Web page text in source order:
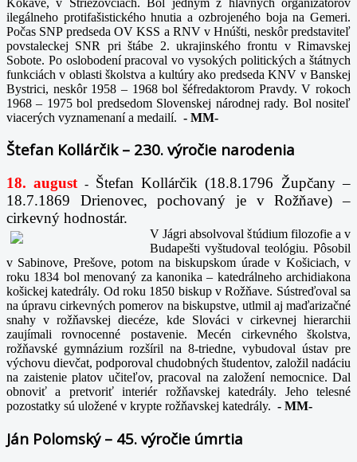
ilegálneho protifašistického hnutia a ozbrojeného boja na Gemeri.
Počas SNP predseda OV KSS a RNV v Hnúšti, neskôr predstaviteľ
povstaleckej SNR pri štábe 2. ukrajinského frontu v Rimavskej
Sobote. Po oslobodení pracoval vo vysokých politických a štátnych
funkciách v oblasti školstva a kultúry ako predseda KNV v Banskej
Bystrici, neskôr 1958 – 1968 bol šéfredaktorom Pravdy. V rokoch
1968 – 1975 bol predsedom Slovenskej národnej rady. Bol nositeľ
viacerých vyznamenaní a medailí. - MM-
Štefan Kollárčik – 230. výročie narodenia
18. august -
Štefan Kollárčik (18.8.1796 Župčany –
18.7.1869 Drienovec, pochovaný je v Rožňave) –
cirkevný hodnostár.
V Jágri absolvoval štúdium filozofie a v
Budapešti vyštudoval teológiu. Pôsobil
v Sabinove, Prešove, potom na biskupskom úrade v Košiciach, v
roku 1834 bol menovaný za kanonika – katedrálneho archidiakona
košickej katedrály. Od roku 1850 biskup v Rožňave. Sústreďoval sa
na úpravu cirkevných pomerov na biskupstve, utlmil aj maďarizačné
snahy v rožňavskej diecéze, kde Slováci v cirkevnej hierarchii
zaujímali rovnocenné postavenie. Mecén cirkevného školstva,
rožňavské gymnázium rozšíril na 8-triedne, vybudoval ústav pre
výchovu dievčat, podporoval chudobných študentov, založil nadáciu
na zaistenie platov učiteľov, pracoval na založení nemocnice. Dal
obnoviť a pretvoriť interiér rožňavskej katedrály. Jeho telesné
pozostatky sú uložené v krypte rožňavskej katedrály. - MM-
Ján Polomský – 45. výročie úmrtia